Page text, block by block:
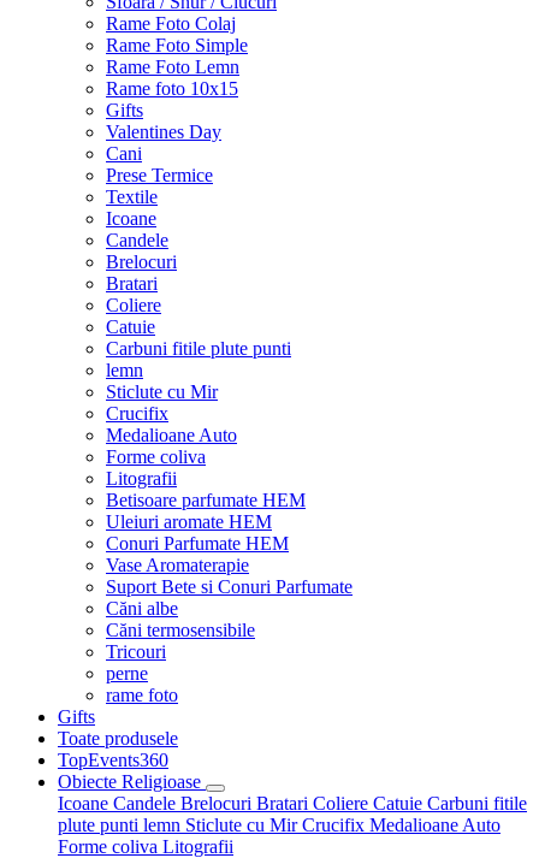
Rame Foto Colaj
Rame Foto Simple
Rame Foto Lemn
Rame foto 10x15
Gifts
Valentines Day
Cani
Prese Termice
Textile
Icoane
Candele
Brelocuri
Bratari
Coliere
Catuie
Carbuni fitile plute punti
lemn
Sticlute cu Mir
Crucifix
Medalioane Auto
Forme coliva
Litografii
Betisoare parfumate HEM
Uleiuri aromate HEM
Conuri Parfumate HEM
Vase Aromaterapie
Suport Bete si Conuri Parfumate
Căni albe
Căni termosensibile
Tricouri
perne
rame foto
Gifts
Toate produsele
TopEvents360
Obiecte Religioase
Icoane Candele Brelocuri Bratari Coliere Catuie Carbuni fitile
plute punti lemn Sticlute cu MirCrucifix Medalioane Auto
Forme coliva Litografii